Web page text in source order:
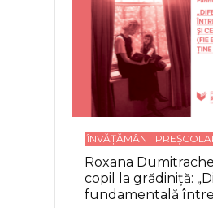
ÎNVĂȚĂMÂNT
Roxana
copil la grădiniță:
fundamentală între